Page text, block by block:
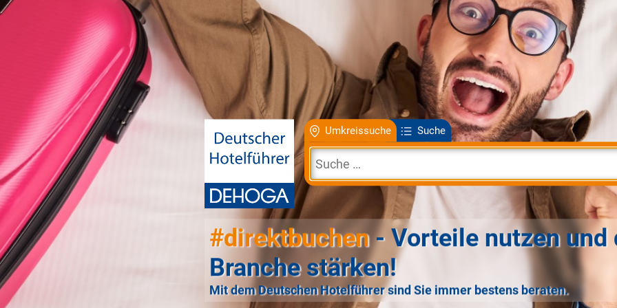
Umkreissuche Suche
#direktbuchen- Vorteile nutzen und
Branche stärken!
Mit dem Deutschen Hotelführer sind Sie immer bestens beraten.